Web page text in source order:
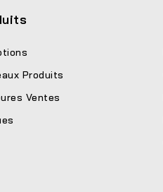
Produits
Ventes